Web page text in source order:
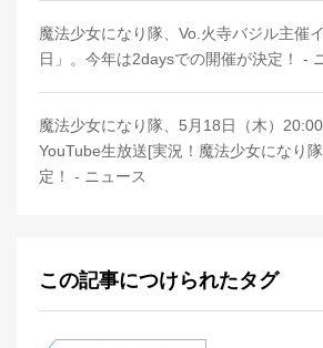
魔法少女になり隊、Vo.火寺バジル主催
日」。今年は2daysでの開催が決定！ -
魔法少女になり隊、5月18日（木）
YouTube生放送[実況！魔法少女になり
定！ - ニュース
この記事につけられたタグ